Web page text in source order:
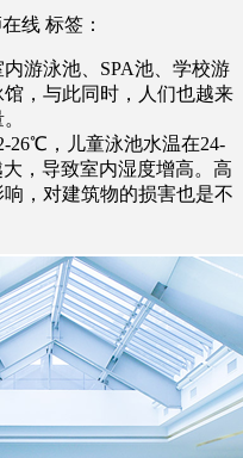
线 标签：
游泳池、SPA池、学校游
，与此同时，人们也越来
26℃，儿童泳池水温在24-
，导致室内湿度增高。高
，对建筑物的损害也是不